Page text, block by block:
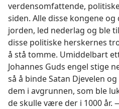
verdensomfattende,
siden. Alle disse kongene
jorden, led nederlag og ble
disse politiske herskernes
å stå tomme. Umiddelbart
Johannes Guds engel stige
så å binde Satan Djevelen
dem i avgrunnen, som ble
de skulle være der i 1000 år.